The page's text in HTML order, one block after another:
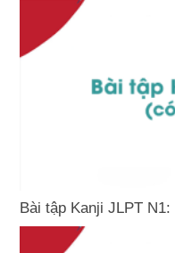
Bài tập Kanji JLPT